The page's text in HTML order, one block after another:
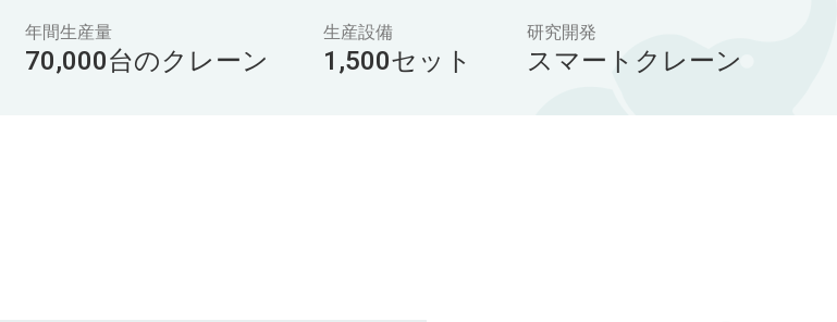
年間生産量
70,000台のクレーン
生産設備
1,500セット
研究開発
スマートクレーン